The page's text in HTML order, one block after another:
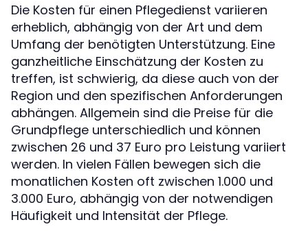
Die Kosten für einen Pflegedienst variieren
erheblich, abhängig von der Art und dem
Umfang der benötigten Unterstützung. Eine
ganzheitliche Einschätzung der Kosten zu
treffen, ist schwierig, da diese auch von der
Region und den spezifischen Anforderungen
abhängen. Allgemein sind die Preise für die
Grundpflege unterschiedlich und können
zwischen 26 und 37 Euro pro Leistung variiert
werden. In vielen Fällen bewegen sich die
monatlichen Kosten oft zwischen 1.000 und
3.000 Euro, abhängig von der notwendigen
Häufigkeit und Intensität der Pflege.